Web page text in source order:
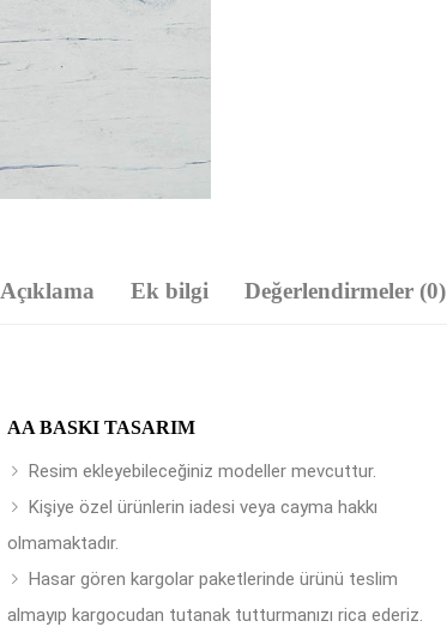
Açıklama Ek bilgi Değerlendirmeler (0)
AA BASKI TASARIM
Resim ekleyebileceğiniz modeller mevcuttur.
Kişiye özel ürünlerin iadesi veya cayma hakkı
olmamaktadır.
Hasar gören kargolar paketlerinde ürünü teslim
almayıp kargocudan tutanak tutturmanızı rica ederiz.